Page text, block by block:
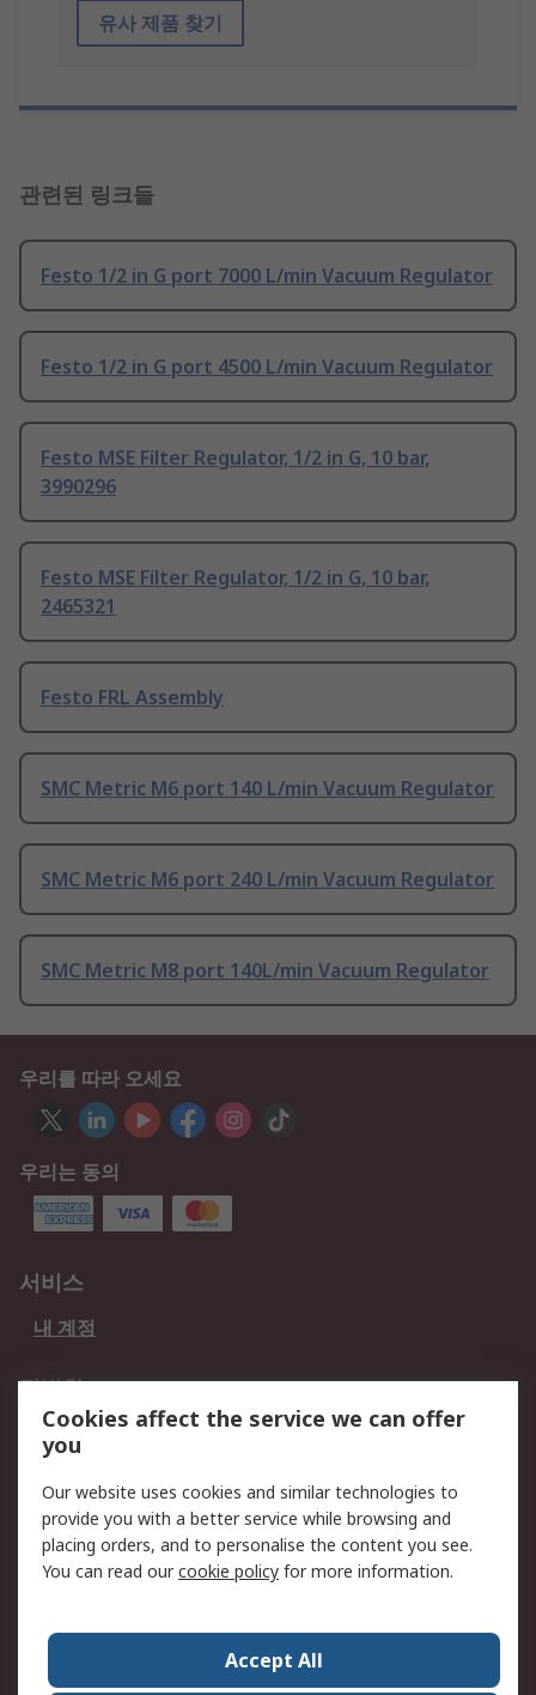
유사 제품 찾기
관련된 링크들
Festo 1/2 in G port 7000 L/min Vacuum Regulator
Festo 1/2 in G port 4500 L/min Vacuum Regulator
Festo MSE Filter Regulator, 1/2 in G, 10 bar,
3990296
Festo MSE Filter Regulator, 1/2 in G, 10 bar,
2465321
Festo FRL Assembly
SMC Metric M6 port 140 L/min Vacuum Regulator
SMC Metric M6 port 240 L/min Vacuum Regulator
SMC Metric M8 port 140L/min Vacuum Regulator
우리를 따라 오세요
우리는 동의
서비스
내 계정
적법한
개인 정보 보호 정책
데이터 보호
웹사이트 사용 약관
회사 소개
RS 계좌 정보
그룹사 RS Group에 대해
한국외 지역
회사 소개
Cookies affect the service we can offer
you
Our website uses cookies and similar technologies to
provide you with a better service while browsing and
placing orders, and to personalise the content you see.
You can read ourcookie policy for more information.
Accept All